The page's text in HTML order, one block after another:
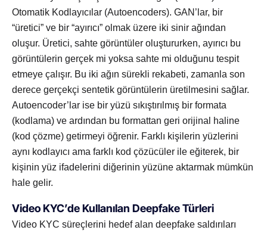
Otomatik Kodlayıcılar (Autoencoders). GAN’lar, bir
“üretici” ve bir “ayırıcı” olmak üzere iki sinir ağından
oluşur. Üretici, sahte görüntüler oluştururken, ayırıcı bu
görüntülerin gerçek mi yoksa sahte mi olduğunu tespit
etmeye çalışır. Bu iki ağın sürekli rekabeti, zamanla son
derece gerçekçi sentetik görüntülerin üretilmesini sağlar.
Autoencoder’lar ise bir yüzü sıkıştırılmış bir formata
(kodlama) ve ardından bu formattan geri orijinal haline
(kod çözme) getirmeyi öğrenir. Farklı kişilerin yüzlerini
aynı kodlayıcı ama farklı kod çözücüler ile eğiterek, bir
kişinin yüz ifadelerini diğerinin yüzüne aktarmak mümkün
hale gelir.
Video KYC’de Kullanılan Deepfake Türleri
Video KYC süreçlerini hedef alan deepfake saldırıları